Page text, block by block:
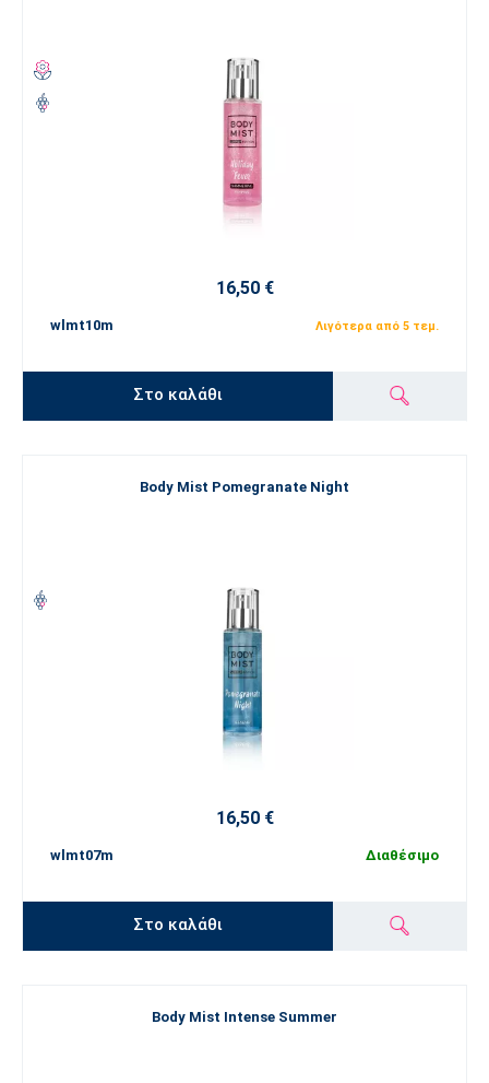
16,50 €
wlmt10m Λιγότερα από 5 τεμ.
Στο καλάθι
Body Mist Pomegranate Night
16,50 €
wlmt07m Διαθέσιμο
Στο καλάθι
Body Mist Intense Summer